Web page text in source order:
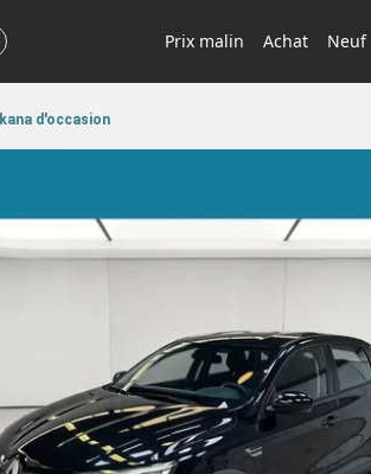
Prix malin Achat Neuf
d'occasion